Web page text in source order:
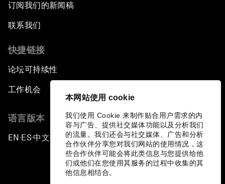
本网站使用 cookie
我们使用 Cookie 来制作贴合用户需求的内
容与广告、提供社交媒体功能以及分析我们
的流量。我们还会与社交媒体、广告和分析
合作伙伴分享您对我们网站的使用情况，这
些合作伙伴可能会将此类信息与您提供给他
们或他们在您使用其服务的过程中收集的其
他信息相结合。
订阅我们的新闻稿
联系我们
快捷链接
论坛可持续性
工作机会
语言版本
EN ▪ ES▪中文▪ 日本語